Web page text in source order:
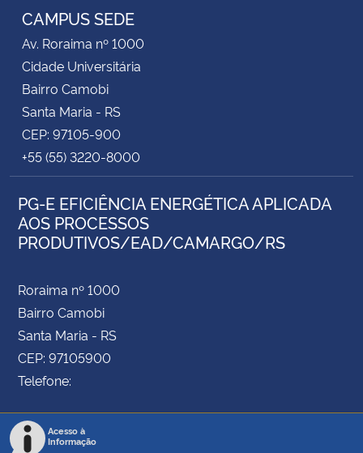
CAMPUS SEDE
Av. Roraima nº 1000
Cidade Universitária
Bairro Camobi
Santa Maria - RS
CEP: 97105-900
+55 (55) 3220-8000
PG-E EFICIÊNCIA ENERGÉTICA APLICADA
AOS PROCESSOS
PRODUTIVOS/EAD/CAMARGO/RS
Roraima nº 1000
Bairro Camobi
Santa Maria - RS
CEP: 97105900
Telefone:
Acesso à
Informação